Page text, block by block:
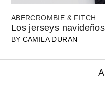
ABERCROMBIE & FITCH
Los jerseys
BY CAMILA DURAN